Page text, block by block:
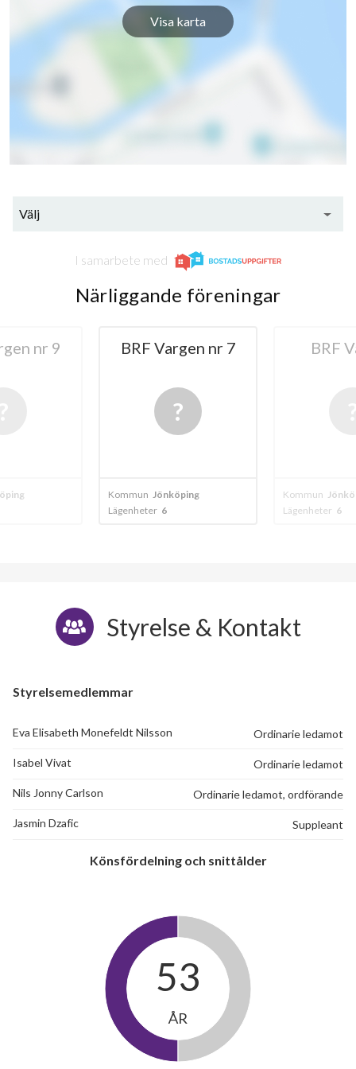
57
Visa karta
Välj
I samarbete med
Närliggande föreningar
nr 7 BRF Vargen
Kommun Jönköping
Lägenheter 6
BRF
Kommun
Lägenheter 30
Styrelse & Kontakt
Styrelsemedlemmar
Eva Elisabeth Monefeldt Nilsson Ordinarie ledamot
Isabel Vivat Ordinarie ledamot
Nils Jonny Carlson Ordinarie ledamot, ordförande
Jasmin Dzafic Suppleant
Könsfördelning och snittålder
53
ÅR